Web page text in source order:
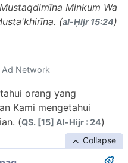
Minkum Wa
(al-Ḥijr 15:24)
Network
orang yang
Kami mengetahui
(QS. [15] Al-Hijr : 24)
Collapse